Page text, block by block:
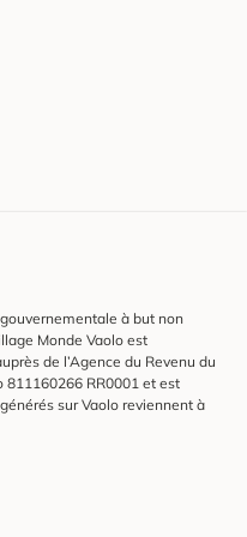
à but non
Monde Vaolo est
de l’Agence du Revenu du
811160266 RR0001 et est
sur Vaolo reviennent à